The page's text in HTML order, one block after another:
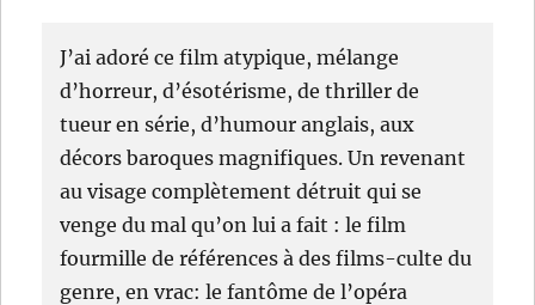
J’ai adoré ce film atypique, mélange
d’horreur, d’ésotérisme, de thriller de
tueur en série, d’humour anglais, aux
décors baroques magnifiques. Un revenant
au visage complètement détruit qui se
venge du mal qu’on lui a fait : le film
fourmille de références à des films-culte du
genre, en vrac: le fantôme de l’opéra